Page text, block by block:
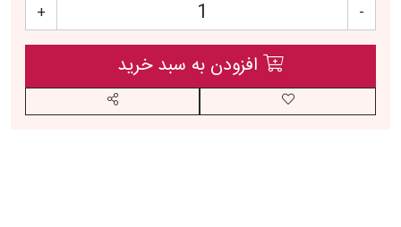
-
+
افزودن به سبد خرید
افزودن به لیست مورد علاقه اشتراک گذاری